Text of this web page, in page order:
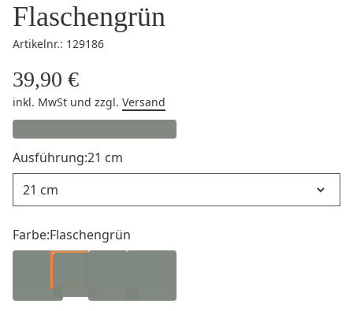
Flaschengrün
Artikelnr.: 129186
39,90 €
inkl. MwSt und zzgl. Versand
Ausführung:21 cm
Farbe:Flaschengrün